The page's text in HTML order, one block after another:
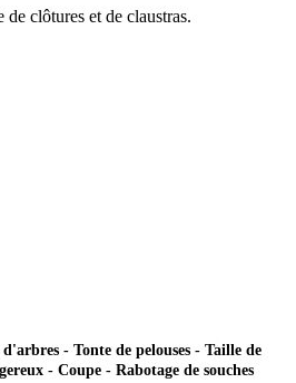
de clôtures et de claustras.
- Tonte de pelouses - Taille de
- Coupe - Rabotage de souches